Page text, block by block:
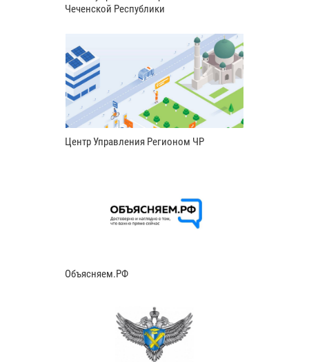
Чеченской Республики
Центр Управления Регионом ЧР
Объясняем.РФ